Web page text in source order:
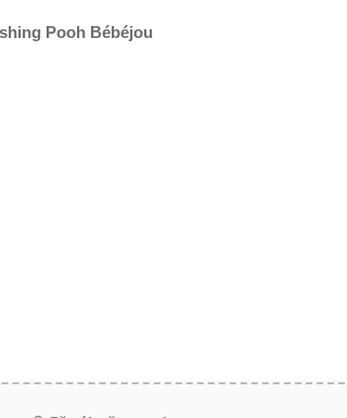
Pooh Bébéjou